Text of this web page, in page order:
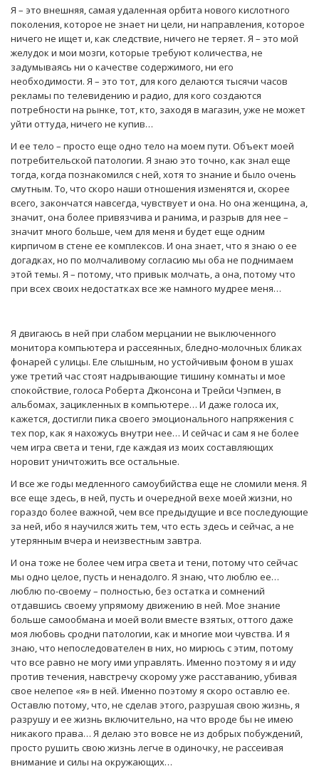
Я – это внешняя, самая удаленная орбита нового кислотного
поколения, которое не знает ни цели, ни направления, которое
ничего не ищет и, как следствие, ничего не теряет. Я – это мой
желудок и мои мозги, которые требуют количества, не
задумываясь ни о качестве содержимого, ни его
необходимости. Я – это тот, для кого делаются тысячи часов
рекламы по телевидению и радио, для кого создаются
потребности на рынке, тот, кто, заходя в магазин, уже не может
уйти оттуда, ничего не купив…
И ее тело – просто еще одно тело на моем пути. Объект моей
потребительской патологии. Я знаю это точно, как знал еще
тогда, когда познакомился с ней, хотя то знание и было очень
смутным. То, что скоро наши отношения изменятся и, скорее
всего, закончатся навсегда, чувствует и она. Но она женщина, а,
значит, она более привязчива и ранима, и разрыв для нее –
значит много больше, чем для меня и будет еще одним
кирпичом в стене ее комплексов. И она знает, что я знаю о ее
догадках, но по молчаливому согласию мы оба не поднимаем
этой темы. Я – потому, что привык молчать, а она, потому что
при всех своих недостатках все же намного мудрее меня…
Я двигаюсь в ней при слабом мерцании не выключенного
монитора компьютера и рассеянных, бледно-молочных бликах
фонарей с улицы. Еле слышным, но устойчивым фоном в ушах
уже третий час стоят надрывающие тишину комнаты и мое
спокойствие, голоса Роберта Джонсона и Трейси Чэпмен, в
альбомах, зацикленных в компьютере… И даже голоса их,
кажется, достигли пика своего эмоционального напряжения с
тех пор, как я нахожусь внутри нее… И сейчас и сам я не более
чем игра света и тени, где каждая из моих составляющих
норовит уничтожить все остальные.
И все же годы медленного самоубийства еще не сломили меня. Я
все еще здесь, в ней, пусть и очередной вехе моей жизни, но
гораздо более важной, чем все предыдущие и все последующие
за ней, ибо я научился жить тем, что есть здесь и сейчас, а не
утерянным вчера и неизвестным завтра.
И она тоже не более чем игра света и тени, потому что сейчас
мы одно целое, пусть и ненадолго. Я знаю, что люблю ее…
люблю по-своему – полностью, без остатка и сомнений
отдавшись своему упрямому движению в ней. Мое знание
больше самообмана и моей воли вместе взятых, оттого даже
моя любовь сродни патологии, как и многие мои чувства. И я
знаю, что непоследователен в них, но мирюсь с этим, потому
что все равно не могу ими управлять. Именно поэтому я и иду
против течения, навстречу скорому уже расставанию, убивая
свое нелепое «я» в ней. Именно поэтому я скоро оставлю ее.
Оставлю потому, что, не сделав этого, разрушая свою жизнь, я
разрушу и ее жизнь включительно, на что вроде бы не имею
никакого права… Я делаю это вовсе не из добрых побуждений,
просто рушить свою жизнь легче в одиночку, не рассеивая
внимание и силы на окружающих…